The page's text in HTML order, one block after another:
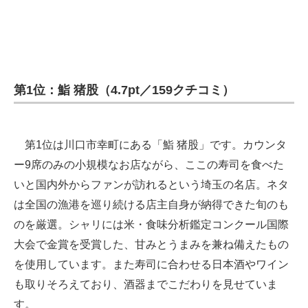
第1位：鮨 猪股（4.7pt／159クチコミ）
第1位は川口市幸町にある「鮨 猪股」です。カウンタ
ー9席のみの小規模なお店ながら、ここの寿司を食べた
いと国内外からファンが訪れるという埼玉の名店。ネタ
は全国の漁港を巡り続ける店主自身が納得できた旬のも
のを厳選。シャリには米・食味分析鑑定コンクール国際
大会で金賞を受賞した、甘みとうまみを兼ね備えたもの
を使用しています。また寿司に合わせる日本酒やワイン
も取りそろえており、酒器までこだわりを見せていま
す。